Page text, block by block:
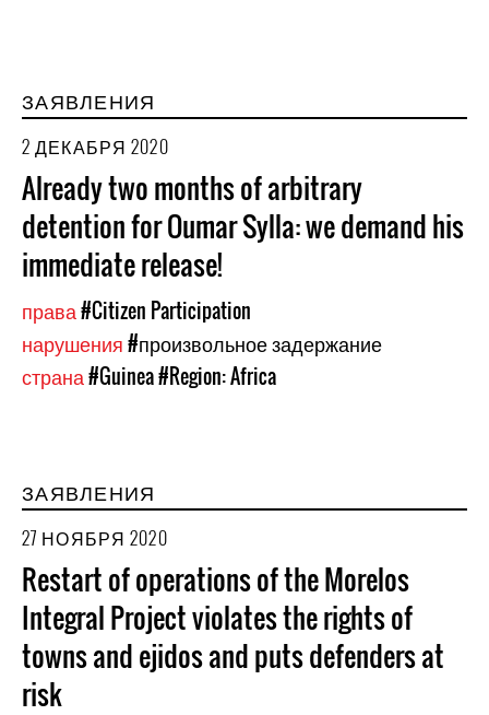
ЗАЯВЛЕНИЯ
2 ДЕКАБРЯ 2020
Already two months of arbitrary
detention for Oumar Sylla: we demand his
immediate release!
права#Citizen Participation
нарушения#произвольное задержание
страна#Guinea#Region: Africa
ЗАЯВЛЕНИЯ
27 НОЯБРЯ 2020
Restart of operations of the Morelos
Integral Project violates the rights of
towns and ejidos and puts defenders at
risk